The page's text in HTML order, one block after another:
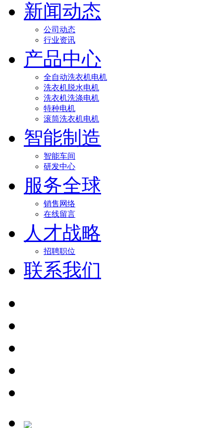
新闻动态
公司动态
行业资讯
产品中心
全自动洗衣机电机
洗衣机脱水电机
洗衣机洗涤电机
特种电机
滚筒洗衣机电机
智能制造
智能车间
研发中心
服务全球
销售网络
在线留言
人才战略
招聘职位
联系我们